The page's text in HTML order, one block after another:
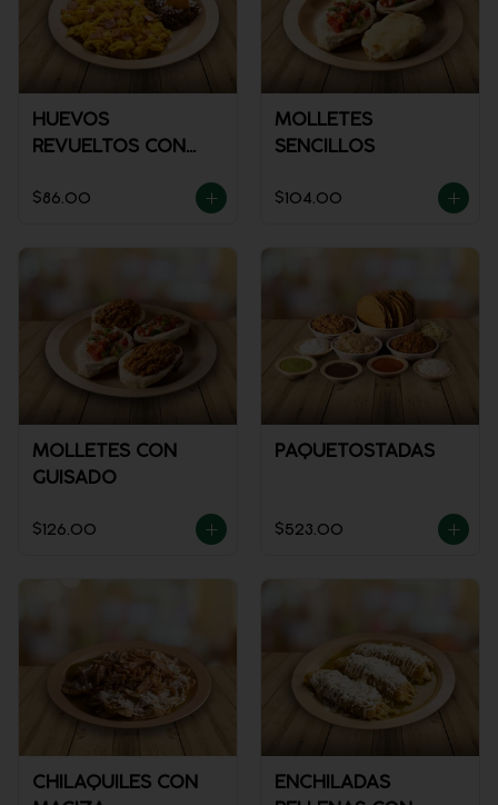
HUEVOS
REVUELTOS CON
$86.00
MOLLETES
SENCILLOS
$104.00
MOLLETES CON
GUISADO
$126.00
PAQUETOSTADAS
$523.00
CHILAQUILES CON
ENCHILADAS